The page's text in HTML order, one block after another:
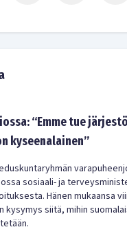
“Emme tue
kyseenalainen”
sosiaali- ja
Hänen mukaansa
kysymys siitä, mihin